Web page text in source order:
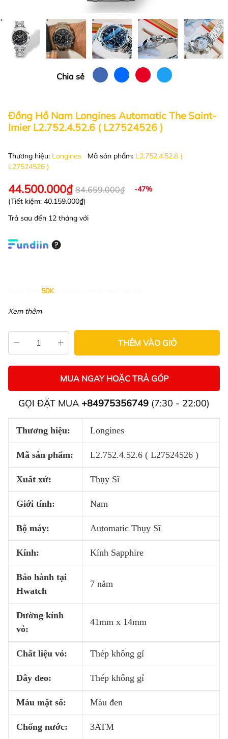
Chia sẻ
Đồng Hồ Nam Longines Automatic The Saint-
Imier L2.752.4.52.6 ( L27524526 )
Thương hiệu: Longines Mã sản phẩm: L2.752.4.52.6 (
L27524526 )
44.500.000₫ 84.659.000₫
-47%
(Tiết kiệm: 40.159.000₫)
Trả sau đến 12 tháng với
50K
Xem thêm
THÊM VÀO GIỎ
MUA NGAY HOẶC TRẢ GÓP
GỌI ĐẶT MUA +84975356749 (7:30 - 22:00)
Thương hiệu: Longines
Mã sản phẩm: L2.752.4.52.6 ( L27524526 )
Xuất xứ: Thụy Sĩ
Giới tính: Nam
Bộ máy: Automatic Thụy Sĩ
Kính: Kính Sapphire
Bảo hành tại
Hwatch
7 năm
Đường kính
vỏ:
41mm x 14mm
Chất liệu vỏ: Thép không gỉ
Dây đeo: Thép không gỉ
Màu mặt số: Màu đen
Chống nước: 3ATM